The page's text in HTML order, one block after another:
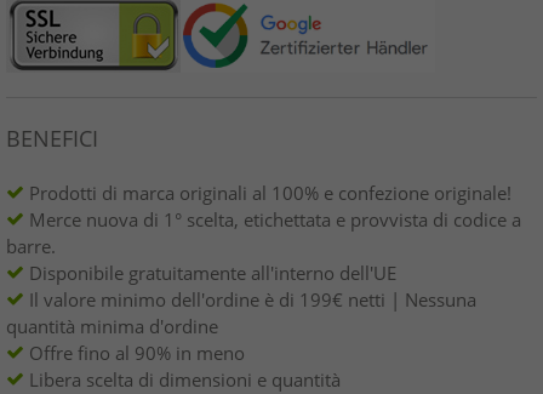
BENEFICI
Prodotti di marca originali al 100% e confezione originale!
Merce nuova di 1° scelta, etichettata e provvista di codice a
barre.
Disponibile gratuitamente all'interno dell'UE
Il valore minimo dell'ordine è di 199€ netti | Nessuna
quantità minima d'ordine
Offre fino al 90% in meno
Libera scelta di dimensioni e quantità